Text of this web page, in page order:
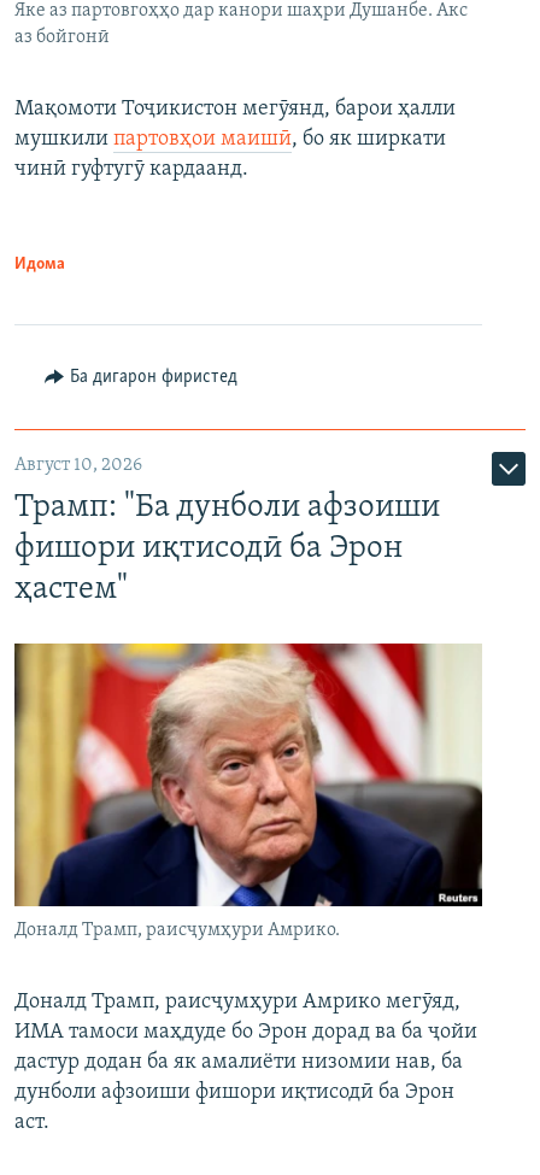
Яке аз партовгоҳҳо дар канори шаҳри Душанбе. Акс
аз бойгонӣ
Мақомоти Тоҷикистон мегӯянд, барои ҳалли
мушкили партовҳои маишӣ, бо як ширкати
чинӣ гуфтугӯ кардаанд.
Идома
Ба дигарон фиристед
Август 10, 2026
Трамп: "Ба дунболи афзоиши
фишори иқтисодӣ ба Эрон
ҳастем"
Доналд Трамп, раисҷумҳури Амрико.
Доналд Трамп, раисҷумҳури Амрико мегӯяд,
ИМА тамоси маҳдуде бо Эрон дорад ва ба ҷойи
дастур додан ба як амалиёти низомии нав, ба
дунболи афзоиши фишори иқтисодӣ ба Эрон
аст.